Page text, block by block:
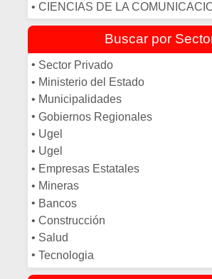
• CIENCIAS DE LA
• CIENCIAS POLITICAS
• COCINEROS
• COMPUTACION
• CONSERJES
• CONTADORES
• DISEÑO
• ECOLOGISTAS
• ECONOMISTAS
• EDUCACION
• EDUCACION
• ELECTRÓNICA
• ENFERMERIA
• ESTADISTICA
• FINANZAS
• FISIOTERAPIA
Buscar por
• Sector Privado
• Ministerio del Estado
• Municipalidades
• Gobiernos Regionales
• Ugel
• Ugel
• Empresas Estatales
• Mineras
• Bancos
• Construcción
• Salud
• Tecnologia